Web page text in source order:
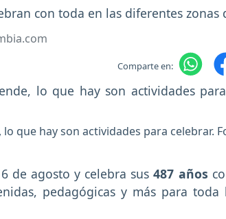
con toda en las diferentes
Comparte en:
que hay son actividades para celebrar.
de agosto y celebra sus487 años
pedagógicas y más para